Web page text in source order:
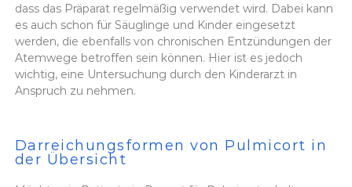
dass das Präparat regelmäßig verwendet wird. Dabei kann
es auch schon für Säuglinge und Kinder eingesetzt
werden, die ebenfalls von chronischen Entzündungen der
Atemwege betroffen sein können. Hier ist es jedoch
wichtig, eine Untersuchung durch den Kinderarzt in
Anspruch zu nehmen.
Darreichungsformen von Pulmicort in
der Übersicht